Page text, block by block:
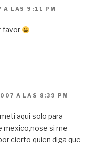
A LAS 9:11 PM
favor
A LAS 8:39 PM
aqui solo para
mexico,nose si me
cierto quien diga que